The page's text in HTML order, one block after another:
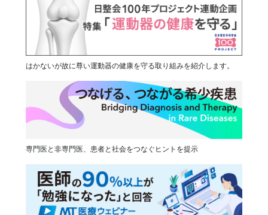
はかないが故に尊い運動器の健康を守る取り組みを紹介します。
専門医と非専門医、患者と社会をつなぐヒントを提示